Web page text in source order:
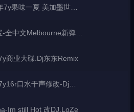
商业大碟.Dj东东Remix
Im still Hot 改DJ.LoZe